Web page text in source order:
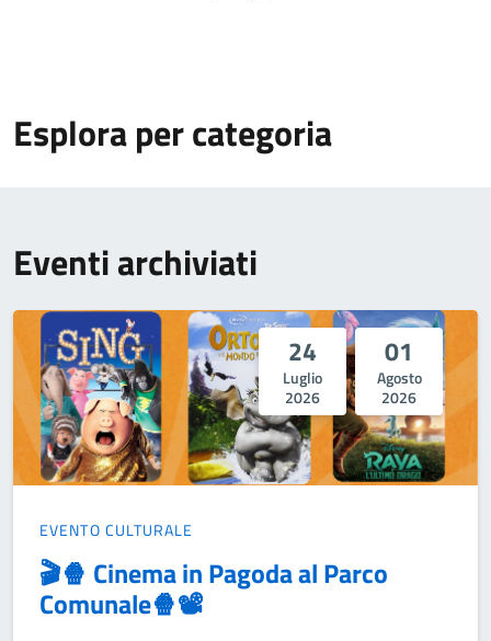
Esplora per categoria
Eventi archiviati
24
Luglio
2026
01
Agosto
2026
EVENTO CULTURALE
🎬🍿 Cinema in Pagoda al Parco
Comunale🍿📽